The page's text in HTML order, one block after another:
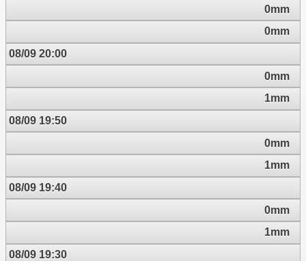
0mm
0mm
08/09 20:00
0mm
1mm
08/09 19:50
0mm
1mm
08/09 19:40
0mm
1mm
08/09 19:30